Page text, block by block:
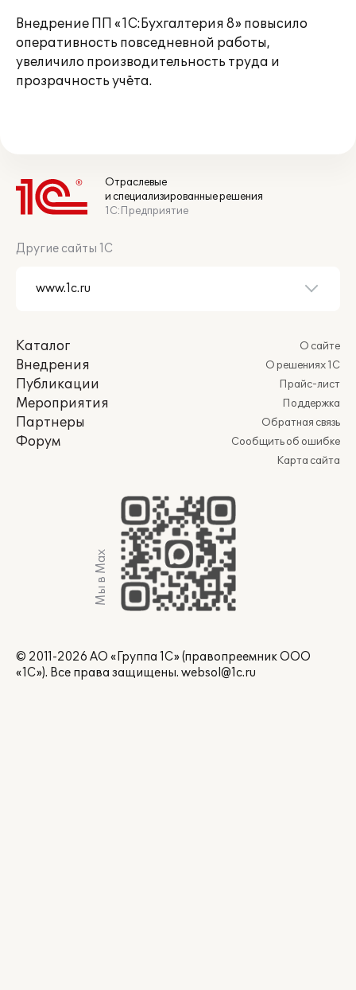
Внедрение ПП «1С:Бухгалтерия 8» повысило
оперативность повседневной работы,
увеличило производительность труда и
прозрачность учёта.
Отраслевые
и специализированные решения
1С:Предприятие
Другие сайты 1С
Каталог
Внедрения
Публикации
Мероприятия
Партнеры
Форум
О сайте
О решениях 1С
Прайс-лист
Поддержка
Обратная связь
Сообщить об ошибке
Карта сайта
Мы в Max
© 2011-2026 АО «Группа 1С» (правопреемник ООО
«1С»). Все права защищены. websol@1c.ru